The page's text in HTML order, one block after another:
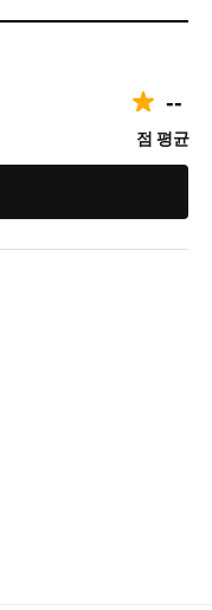
--
점 평균